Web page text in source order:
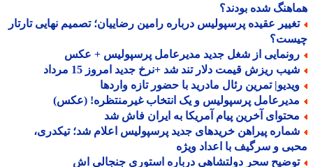
شده بودند؟
عقیده پرسپولیس درباره رامین رضاییان؛ تصمیم نهایی تارتار
از شغل جدید مدیرعامل پرسپولیس + عکس
ریزش قیمت دلار تند شد +نرخ جدید امروز 15 مرداد
تمرین رئال مادرید با حضور تازه واردها
پرسپولیس و یک انتخاب غیرمنتظره! (عکس)
آخرین پیام آمریکا به ایران فاش شد
پیراهن خریدهای جدید پرسپولیس اعلام شد؛ تیکدری،
و سرگیف با اعداد ویژه
سحر دولتشاهی درباره استوری جنجالی اش